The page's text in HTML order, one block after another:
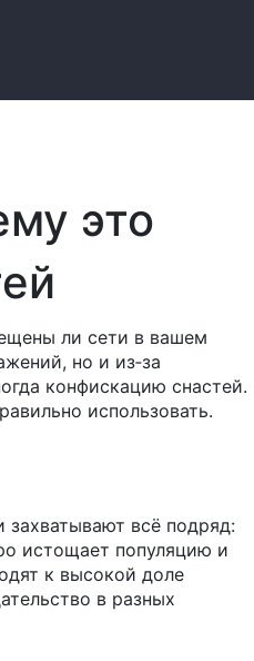
это
ли сети в вашем
но и из‑за
конфискацию снастей.
использовать.
захватывают всё подряд:
истощает популяцию и
к высокой доле
в разных